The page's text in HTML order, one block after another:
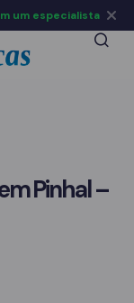
Pinhal –
um especialista